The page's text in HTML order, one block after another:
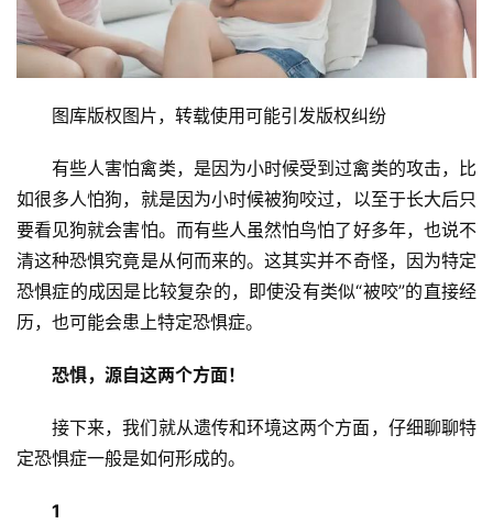
图库版权图片，转载使用可能引发版权纠纷
有些人害怕禽类，是因为小时候受到过禽类的攻击，比
如很多人怕狗，就是因为小时候被狗咬过，以至于长大后只
要看见狗就会害怕。而有些人虽然怕鸟怕了好多年，也说不
清这种恐惧究竟是从何而来的。这其实并不奇怪，因为特定
恐惧症的成因是比较复杂的，即使没有类似“被咬”的直接经
历，也可能会患上特定恐惧症。
恐惧，源自这两个方面！
接下来，我们就从遗传和环境这两个方面，仔细聊聊特
定恐惧症一般是如何形成的。
1